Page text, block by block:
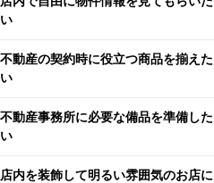
い
不動産の契約時に役立つ商品を揃えた
い
不動産事務所に必要な備品を準備した
い
店内を装飾して明るい雰囲気のお店に